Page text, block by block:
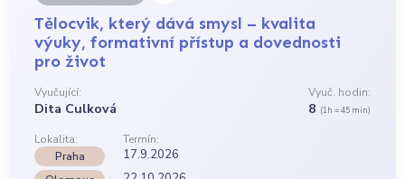
Tělocvik, který dává smysl – kvalita
výuky, formativní přístup a dovednosti
pro život
Vyučující:
Dita Culková
Vyuč. hodin:
8 (1h = 45 min)
Lokalita:
Termín:
Praha
17.9.2026